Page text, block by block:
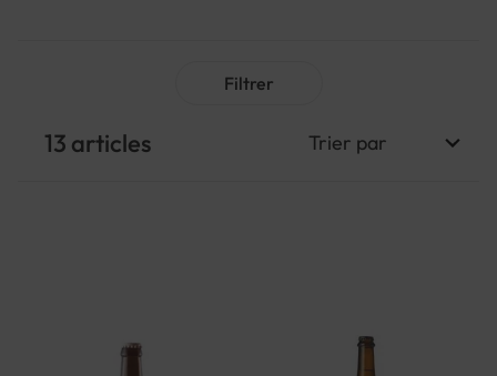
13 articles
Filtrer